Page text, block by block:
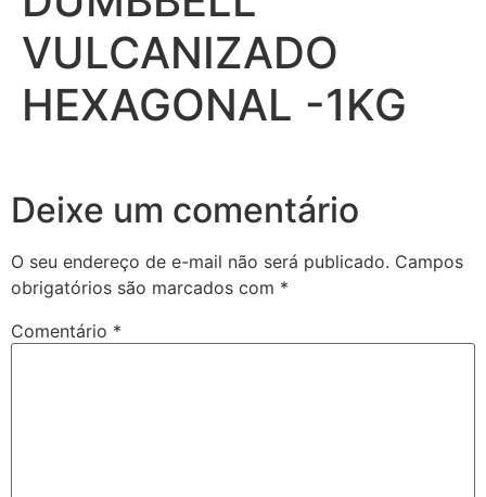
VULCANIZADO
HEXAGONAL -1KG
Deixe um comentário
O seu endereço de e-mail não será publicado. Campos
obrigatórios são marcados com *
Comentário *